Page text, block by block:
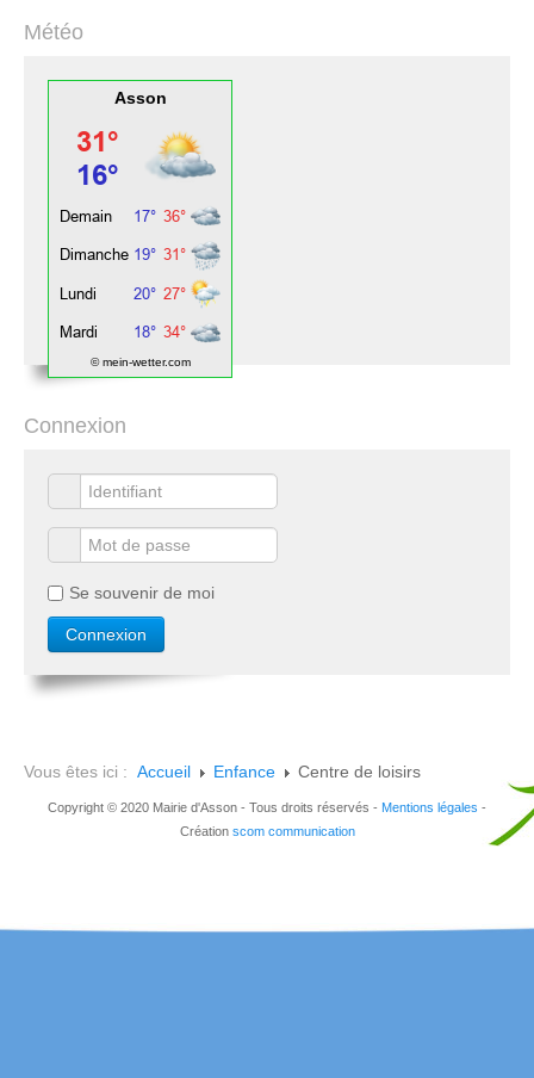
Météo
Asson
© mein-wetter.com
Connexion
Se souvenir de moi
Vous êtes ici : Accueil Enfance Centre de loisirs
Copyright © 2020 Mairie d'Asson - Tous droits réservés - Mentions légales -
Création scom communication